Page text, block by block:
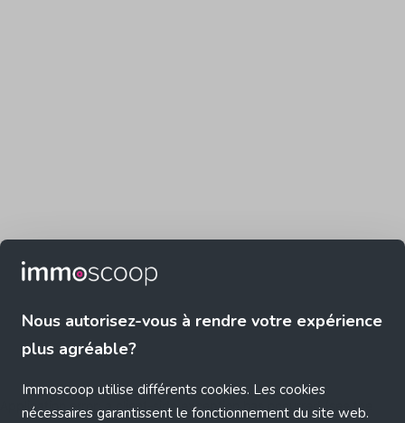
Nous autorisez-vous à rendre votre expérience
plus agréable?
Immoscoop utilise différents cookies. Les cookies
nécessaires garantissent le fonctionnement du site web.
Application error: a client-side exception has occurred (see the